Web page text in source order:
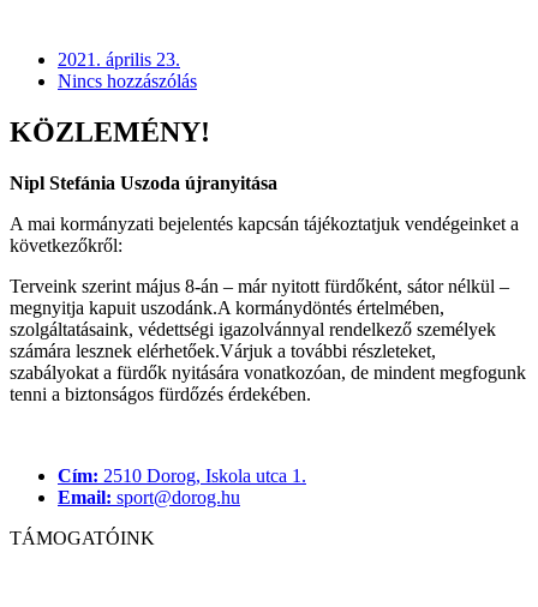
2021. április 23.
Nincs hozzászólás
KÖZLEMÉNY!
Nipl Stefánia Uszoda újranyitása
A mai kormányzati bejelentés kapcsán tájékoztatjuk vendégeinket a
következőkről:
Terveink szerint május 8-án – már nyitott fürdőként, sátor nélkül –
megnyitja kapuit uszodánk.A kormánydöntés értelmében,
szolgáltatásaink, védettségi igazolvánnyal rendelkező személyek
számára lesznek elérhetőek.Várjuk a további részleteket,
szabályokat a fürdők nyitására vonatkozóan, de mindent megfogunk
tenni a biztonságos fürdőzés érdekében.
Cím: 2510 Dorog, Iskola utca 1.
Email: sport@dorog.hu
TÁMOGATÓINK